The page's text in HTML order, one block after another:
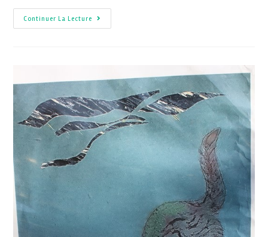
Continuer La Lecture